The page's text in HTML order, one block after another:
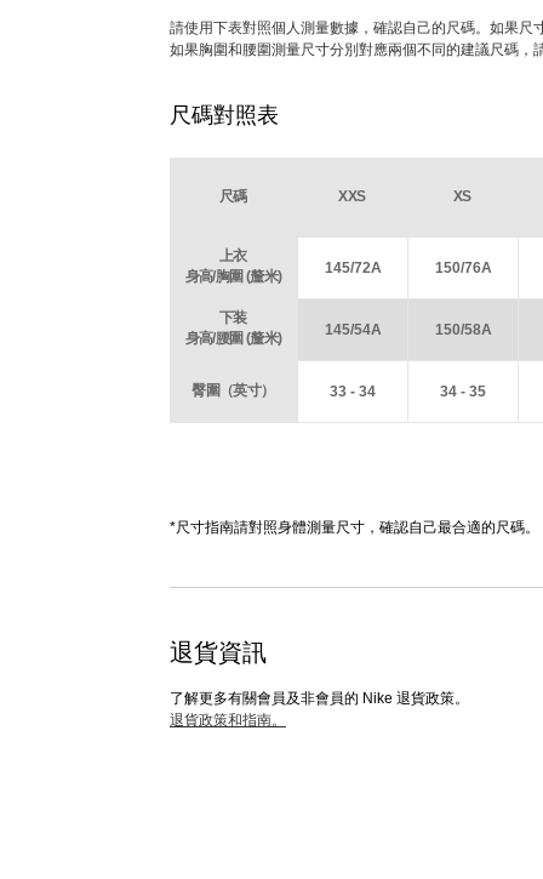
請使用下表對照個人測量數據，確認自己的尺碼。如果
如果胸圍和腰圍測量尺寸分別對應兩個不同的建議尺碼，
尺碼對照表
尺碼 XXS XS
上衣
身高/胸圍 (釐米)
145/72A 150/76A
下装
身高/腰圍 (釐米)
145/54A 150/58A
臀圍（英寸） 33 - 34 34 - 35
*尺寸指南請對照身體測量尺寸，確認自己最合適的尺碼。
退貨資訊
了解更多有關會員及非會員的 Nike 退貨政策。
退貨政策和指南。